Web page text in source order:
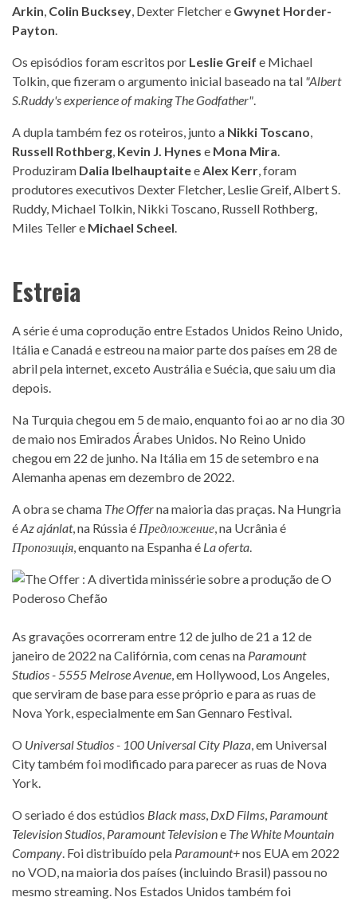
Arkin, Colin Bucksey, Dexter Fletcher e Gwynet Horder-
Payton.
Os episódios foram escritos por Leslie Greif e Michael
Tolkin, que fizeram o argumento inicial baseado na tal "Albert
S.Ruddy's experience of making The Godfather".
A dupla também fez os roteiros, junto a Nikki Toscano,
Russell Rothberg, Kevin J. Hynes e Mona Mira.
Produziram Dalia IbelhauptaiteeAlex Kerr, foram
produtores executivos Dexter Fletcher, Leslie Greif, Albert S.
Ruddy, Michael Tolkin, Nikki Toscano, Russell Rothberg,
Miles Teller e Michael Scheel.
Estreia
A série é uma coprodução entre Estados Unidos Reino Unido,
Itália e Canadá e estreou na maior parte dos países em 28 de
abril pela internet, exceto Austrália e Suécia, que saiu um dia
depois.
Na Turquia chegou em 5 de maio, enquanto foi ao ar no dia 30
de maio nos Emirados Árabes Unidos. No Reino Unido
chegou em 22 de junho. Na Itália em 15 de setembro e na
Alemanha apenas em dezembro de 2022.
A obra se chama The Offerna maioria das praças. Na Hungria
éAz ajánlat, na Rússia é Предложение, na Ucrânia é
Пропозиція, enquanto na Espanha é La oferta.
As gravações ocorreram entre 12 de julho de 21 a 12 de
janeiro de 2022 na Califórnia, com cenas na Paramount
Studios - 5555 Melrose Avenue, em Hollywood, Los Angeles,
que serviram de base para esse próprio e para as ruas de
Nova York, especialmente em San Gennaro Festival.
O Universal Studios - 100 Universal City Plaza, em Universal
City também foi modificado para parecer as ruas de Nova
York.
O seriado é dos estúdios Black mass, DxD Films, Paramount
Television Studios, Paramount Televisione The White Mountain
Company. Foi distribuído pela Paramount+nos EUA em 2022
no VOD, na maioria dos países (incluindo Brasil) passou no
mesmo streaming. Nos Estados Unidos também foi